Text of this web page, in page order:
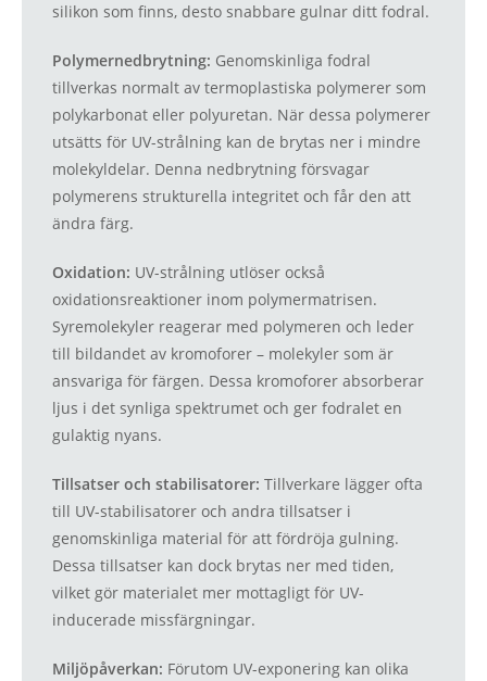
silikon som finns, desto snabbare gulnar ditt fodral.
Polymernedbrytning: Genomskinliga fodral
tillverkas normalt av termoplastiska polymerer som
polykarbonat eller polyuretan. När dessa polymerer
utsätts för UV-strålning kan de brytas ner i mindre
molekyldelar. Denna nedbrytning försvagar
polymerens strukturella integritet och får den att
ändra färg.
Oxidation: UV-strålning utlöser också
oxidationsreaktioner inom polymermatrisen.
Syremolekyler reagerar med polymeren och leder
till bildandet av kromoforer – molekyler som är
ansvariga för färgen. Dessa kromoforer absorberar
ljus i det synliga spektrumet och ger fodralet en
gulaktig nyans.
Tillsatser och stabilisatorer: Tillverkare lägger ofta
till UV-stabilisatorer och andra tillsatser i
genomskinliga material för att fördröja gulning.
Dessa tillsatser kan dock brytas ner med tiden,
vilket gör materialet mer mottagligt för UV-
inducerade missfärgningar.
Miljöpåverkan: Förutom UV-exponering kan olika